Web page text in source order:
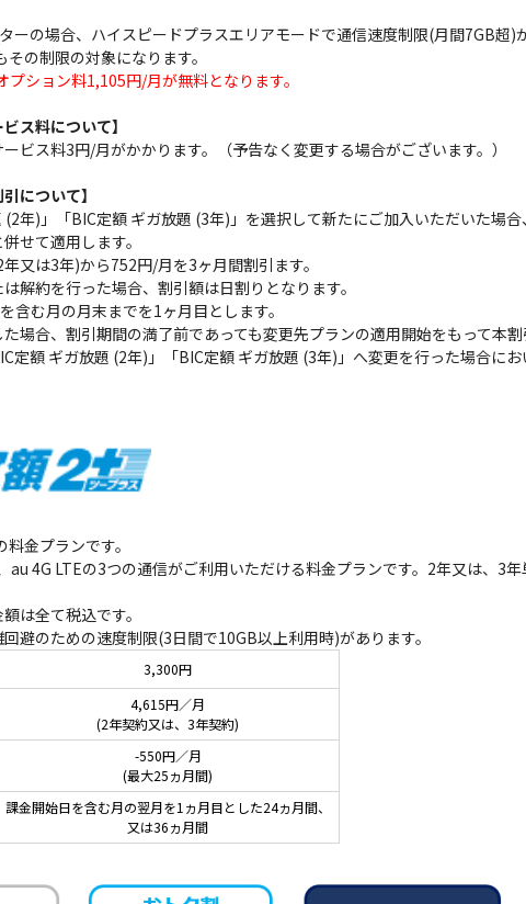
ーの場合、ハイスピードプラスエリアモードで通信速度制限(月間7GB超)
その制限の対象になります。
プション料1,105円/月が無料となります。
ス料について】
ビス料3円/月がかかります。（予告なく変更する場合がございます。）
について】
(2年)」「BIC定額 ギガ放題 (3年)」を選択して新たにご加入いただいた場合
せて適用します。
又は3年)から752円/月を3ヶ月間割引ます。
解約を行った場合、割引額は日割りとなります。
含む月の月末までを1ヶ月目とします。
場合、割引期間の満了前であっても変更先プランの適用開始をもって本割
定額 ギガ放題 (2年)」「BIC定額 ギガ放題 (3年)」へ変更を行った場合に
金プランです。
au 4G LTEの3つの通信がご利用いただける料金プランです。2年又は、3
は全て税込です。
避のための速度制限(3日間で10GB以上利用時)があります。
3,300円
4,615円／月
(2年契約又は、3年契約)
-550円／月
(最大25ヵ月間)
課金開始日を含む月の翌月を1ヵ月目とした24ヵ月間、
又は36ヵ月間